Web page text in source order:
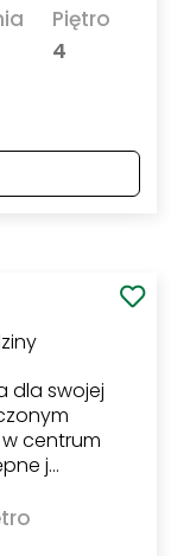
Piętro
4
dla swojej
centrum
j…